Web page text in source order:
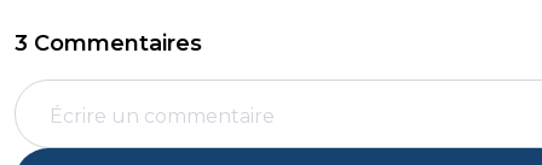
3 Commentaires